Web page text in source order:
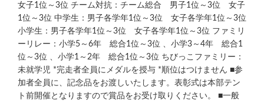
女子1位～3位 チーム対抗：チーム総合 男子1位～3位 女子
1位～3位 中学生：男子各学年1位～3位 女子各学年1位～3位
小学生：男子各学年1位～3位 女子各学年1位～3位 ファミリ
ーリレー：小学5～6年 総合1位～3位 、小学3～4年 総合1
位～3位 、小学1～2年 総合1位～3位 ちびっこファミリー：
未就学児 *完走者全員にメダルを授与 *順位はつけません ■参
加者全員に、記念品をお渡しいたします。表彰式は本部テン
ト前開催となりますので賞品をお受け取りください。 ■一般